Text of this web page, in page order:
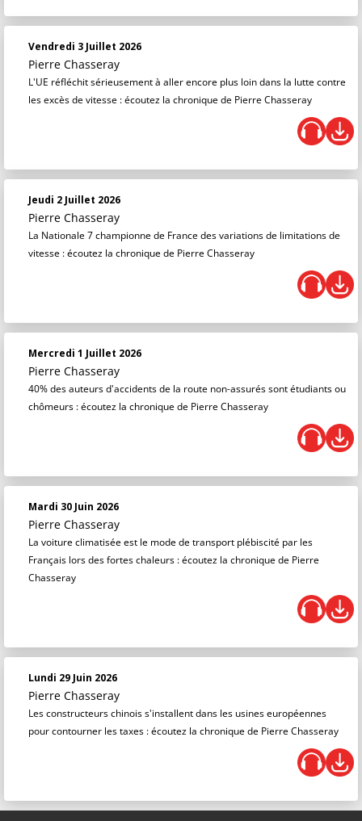
Vendredi 3 Juillet 2026
Pierre Chasseray
L'UE réfléchit sérieusement à aller encore plus loin dans la lutte contre
les excès de vitesse : écoutez la chronique de Pierre Chasseray
Jeudi 2 Juillet 2026
Pierre Chasseray
La Nationale 7 championne de France des variations de limitations de
vitesse : écoutez la chronique de Pierre Chasseray
Mercredi 1 Juillet 2026
Pierre Chasseray
40% des auteurs d'accidents de la route non-assurés sont étudiants ou
chômeurs : écoutez la chronique de Pierre Chasseray
Mardi 30 Juin 2026
Pierre Chasseray
La voiture climatisée est le mode de transport plébiscité par les
Français lors des fortes chaleurs : écoutez la chronique de Pierre
Chasseray
Lundi 29 Juin 2026
Pierre Chasseray
Les constructeurs chinois s'installent dans les usines européennes
pour contourner les taxes : écoutez la chronique de Pierre Chasseray